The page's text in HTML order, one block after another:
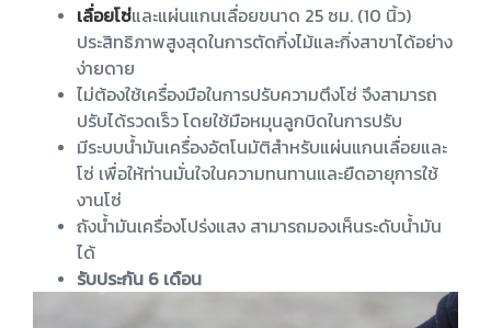
เลื่อยโซ่และแผ่นแกนเลื่อยขนาด 25 ซม. (10 นิ้ว)
ประสิทธิภาพสูงสุดในการตัดกิ่งไม้และกิ่งสาขาได้อย่าง
ง่ายดาย
ไม่ต้องใช้เครื่องมือในการปรับความตึงโซ่ จึงสามารถ
ปรับได้รวดเร็ว โดยใช้มือหมุนลูกบิดในการปรับ
มีระบบน้ำมันเครื่องอัตโนมัติสำหรับแผ่นแกนเลื่อยและ
โซ่ เพื่อให้ท่านมั่นใจในความทนทานและยืดอายุการใช้
งานโซ่
ถังน้ำมันเครื่องโปร่งแสง สามารถมองเห็นระดับน้ำมัน
ได้
รับประกัน 6 เดือน